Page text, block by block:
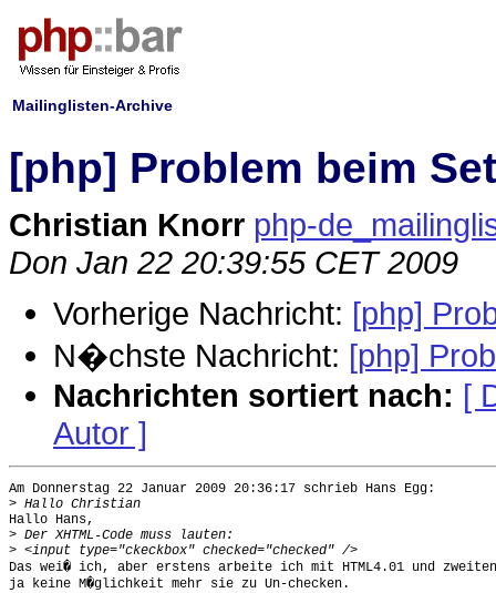
Mailinglisten-Archive
[php] Problem beim
Christian Knorr php-
Don Jan 22 20:39:55 CET 2009
Vorherige Nachricht: [php]
N�chste Nachricht: [php]
Nachrichten sortiert nach: [
Autor ]
Am Donnerstag 22 Januar 2009 20:36:17 schrieb Hans Egg:
>
Hallo Hans,
>
>
Das wei� ich, aber erstens arbeite ich mit HTML4.01 und
ja keine M�glichkeit mehr sie zu Un-checken.